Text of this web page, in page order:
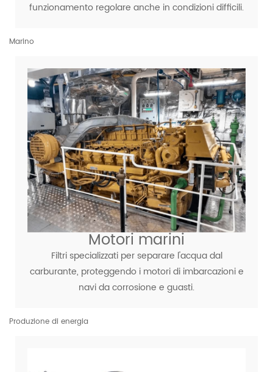
funzionamento regolare anche in condizioni difficili.
Marino
Motori marini
Filtri specializzati per separare l'acqua dal
carburante, proteggendo i motori di imbarcazioni e
navi da corrosione e guasti.
Produzione di energia